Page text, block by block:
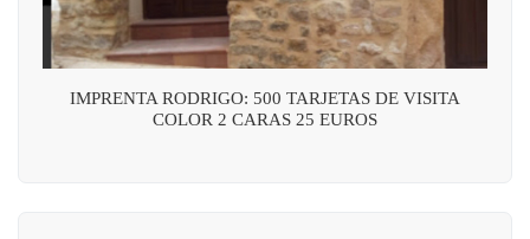
IMPRENTA RODRIGO: 500 TARJETAS DE VISITA
COLOR 2 CARAS 25 EUROS